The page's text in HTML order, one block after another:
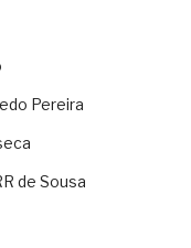
Pereira
de Sousa